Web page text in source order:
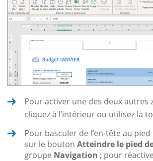
Pour activer une des deux autres
cliquez à l’intérieur ou utilisez la
Pour basculer de l’en-tête au
sur le bouton Atteindre le pied
groupe Navigation ; pour